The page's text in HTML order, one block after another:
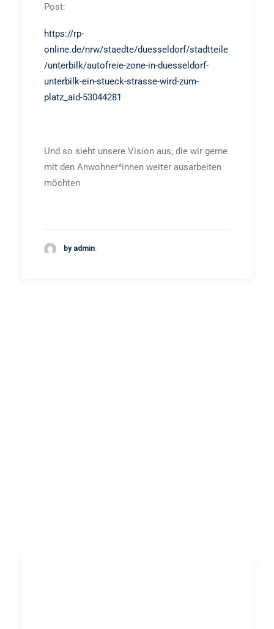
Post:
https://rp-
online.de/nrw/staedte/duesseldorf/stadtteile
/unterbilk/autofreie-zone-in-duesseldorf-
unterbilk-ein-stueck-strasse-wird-zum-
platz_aid-53044281
Und so sieht unsere Vision aus, die wir gerne
mit den Anwohner*innen weiter ausarbeiten
möchten
by admin